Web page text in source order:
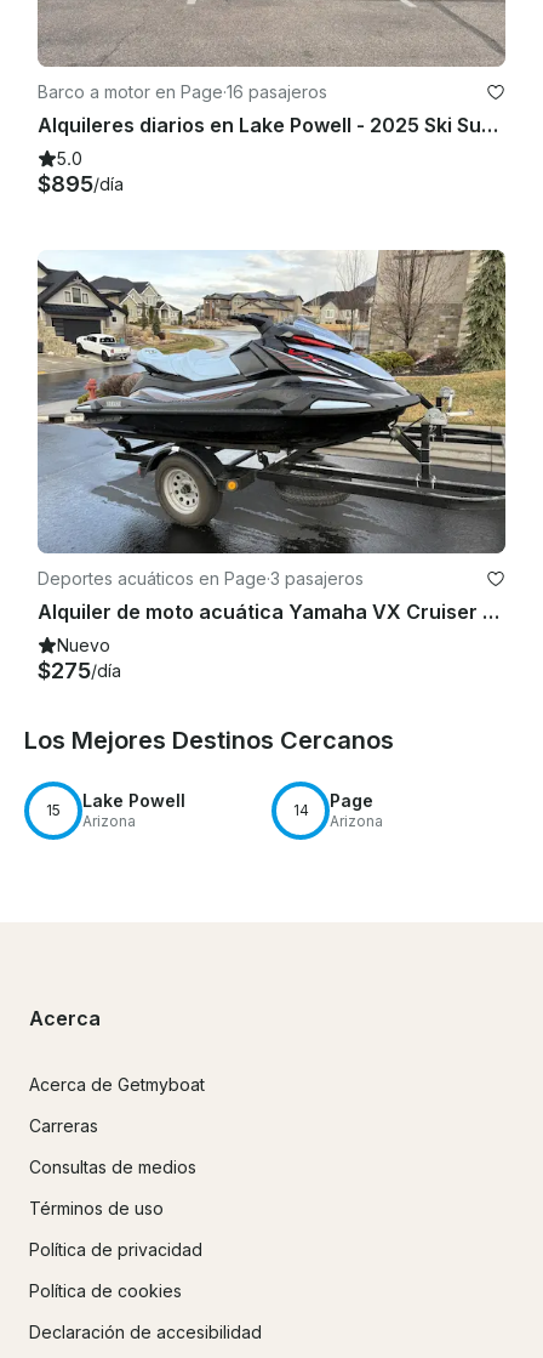
Barco a motor en Page·16 pasajeros
Alquileres diarios en Lake Powell - 2025 Ski Supreme S240 (gw)
5.0
$895/día
Deportes acuáticos en Page·3 pasajeros
Alquiler de moto acuática Yamaha VX Cruiser 2025 en Lake Powell
Nuevo
$275/día
Los Mejores Destinos Cercanos
15 Lake Powell
Arizona
14 Page
Arizona
Acerca
Acerca de Getmyboat
Carreras
Consultas de medios
Términos de uso
Política de privacidad
Política de cookies
Declaración de accesibilidad